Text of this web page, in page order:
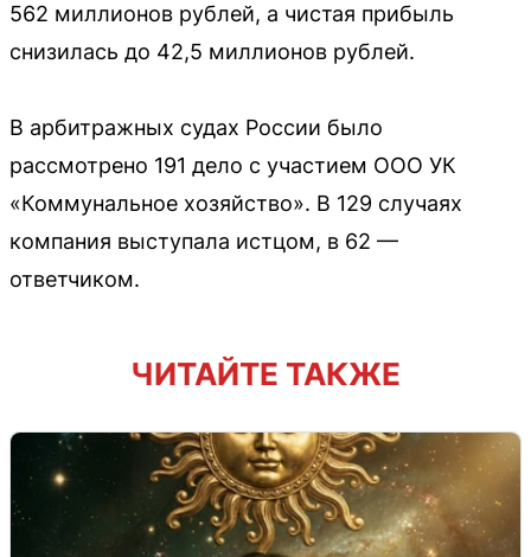
562 миллионов рублей, а чистая прибыль
снизилась до 42,5 миллионов рублей.
В арбитражных судах России было
рассмотрено 191 дело с участием ООО УК
«Коммунальное хозяйство». В 129 случаях
компания выступала истцом, в 62 —
ответчиком.
ЧИТАЙТЕ ТАКЖЕ